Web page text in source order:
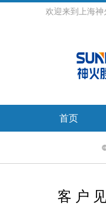
欢迎来到上海
首页
客户